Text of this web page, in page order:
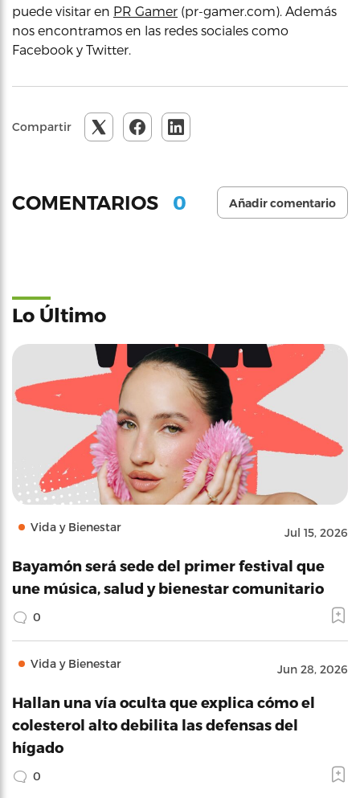
puede visitar en PR Gamer (pr-gamer.com). Además
nos encontramos en las redes sociales como
Facebook y Twitter.
Compartir
COMENTARIOS 0 Añadir comentario
Lo Último
Vida y Bienestar Jul 15, 2026
Bayamón será sede del primer festival que
une música, salud y bienestar comunitario
0
Vida y Bienestar Jun 28, 2026
Hallan una vía oculta que explica cómo el
colesterol alto debilita las defensas del
hígado
0